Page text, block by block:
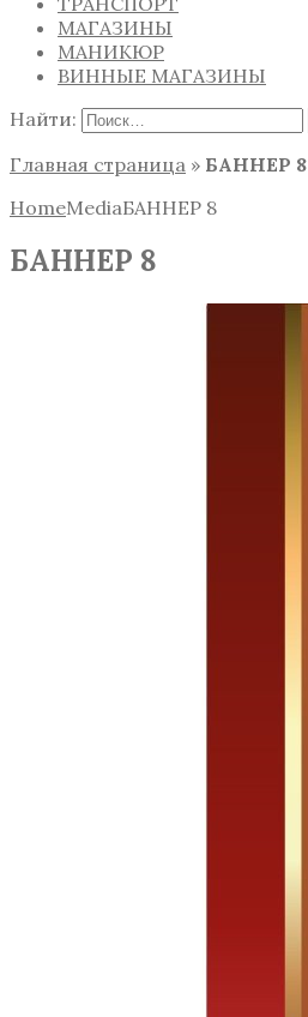
МАГАЗИНЫ
МАНИКЮР
ВИННЫЕ МАГАЗИНЫ
Найти:
Главная страница » БАННЕР 8
HomeMediaБАННЕР 8
БАННЕР 8